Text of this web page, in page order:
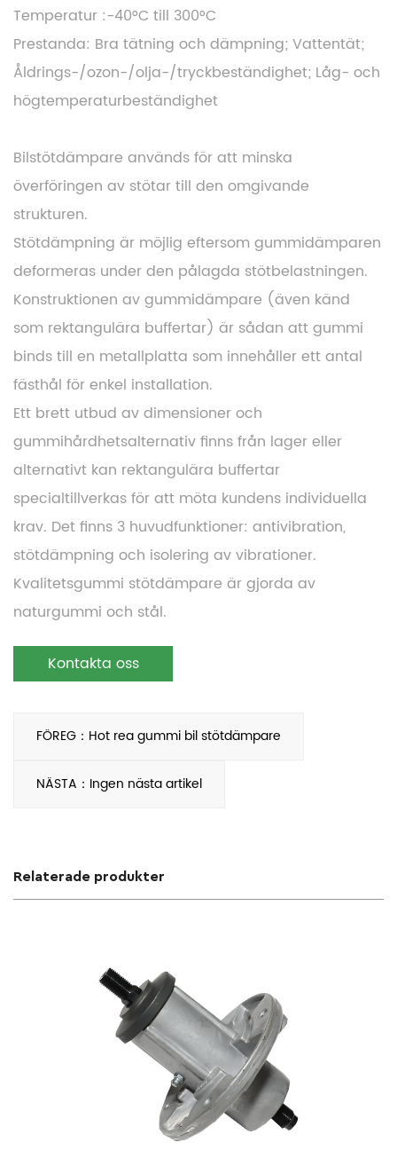
Temperatur :-40°C till 300°C
Prestanda: Bra tätning och dämpning; Vattentät;
Åldrings-/ozon-/olja-/tryckbeständighet; Låg- och
högtemperaturbeständighet
Bilstötdämpare används för att minska
överföringen av stötar till den omgivande
strukturen.
Stötdämpning är möjlig eftersom gummidämparen
deformeras under den pålagda stötbelastningen.
Konstruktionen av gummidämpare (även känd
som rektangulära buffertar) är sådan att gummi
binds till en metallplatta som innehåller ett antal
fästhål för enkel installation.
Ett brett utbud av dimensioner och
gummihårdhetsalternativ finns från lager eller
alternativt kan rektangulära buffertar
specialtillverkas för att möta kundens individuella
krav. Det finns 3 huvudfunktioner: antivibration,
stötdämpning och isolering av vibrationer.
Kvalitetsgummi stötdämpare är gjorda av
naturgummi och stål.
Kontakta oss
FÖREG：Hot rea gummi bil stötdämpare
NÄSTA：Ingen nästa artikel
Relaterade produkter